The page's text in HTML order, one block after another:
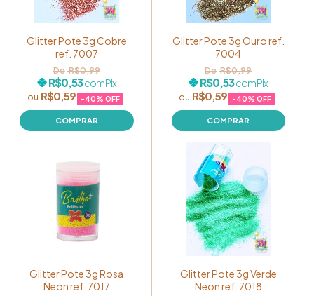
Glitter Pote 3g Cobre
ref. 7007
R$0,59 -40% OFF
R$0,99
R$0,53comPix
Glitter Pote 3g Ouro ref.
7004
R$0,59 -40% OFF
R$0,99
R$0,53comPix
Glitter Pote 3g Rosa
Neon ref. 7017
Glitter Pote 3g Verde
Neon ref. 7018